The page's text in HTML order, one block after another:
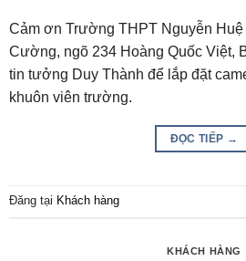
Cảm ơn Trường THPT Nguyễn Huệ
Cường, ngõ 234 Hoàng Quốc Việt,
tin tưởng Duy Thành để lắp đặt
khuôn viên trường.
ĐỌC TIẾP →
Đăng tại Khách hàng
KHÁCH HÀNG